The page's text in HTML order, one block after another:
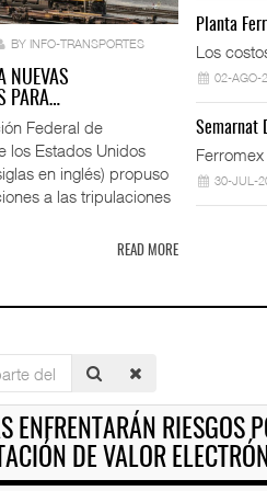
BY INFO-TRANSPORTES
NUEVAS
PARA…
Federal de
los Estados Unidos
en inglés) propuso
a las tripulaciones
READ MORE
Planta
Los
02-AGO-
Semarnat
30-JUL-
ENFRENTARÁN RIESGOS
DE VALOR
ExxonMobil lleva mantenimiento
predictivo al ...
05 AGO 2026
Cruceros crecen en Caribe
mientras bajan ferr ...
04 AGO 2026
EE.UU.
05 AGO
05 AGO 2026
EE.UU. plantea nuevas
05 AGO 2026